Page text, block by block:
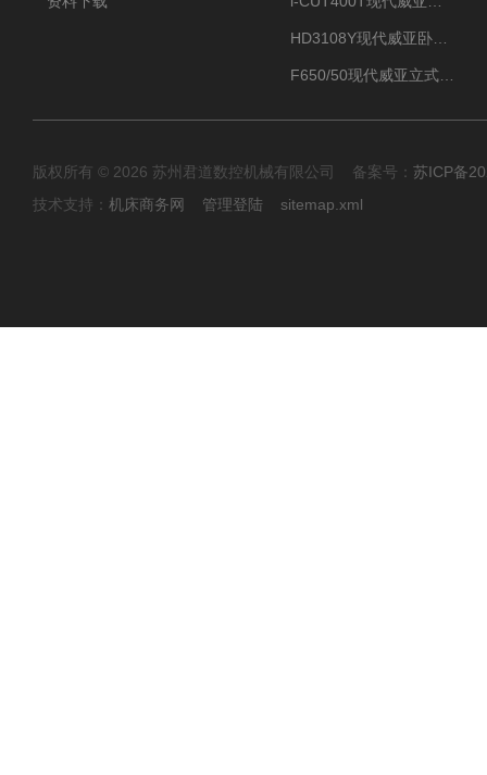
版权所有 © 2026 苏州君道数控机械有限公司 备案号： 苏ICP备
技术支持： 机床商务网 管理登陆 sitemap.xml